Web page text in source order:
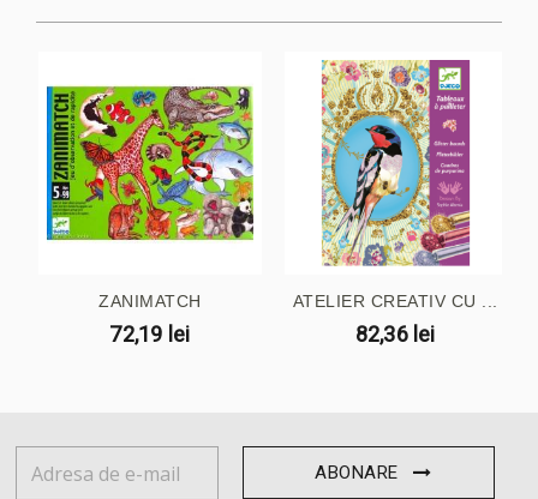
ZANIMATCH
72,19 lei
ATELIER CREATIV CU ...
82,36 lei
ABONARE